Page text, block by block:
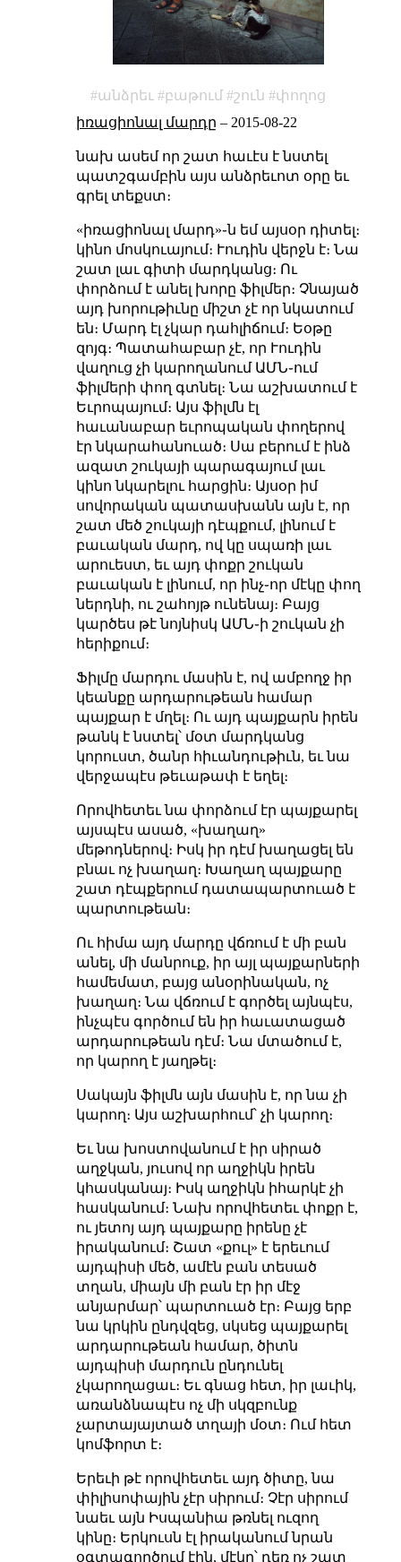
անձրեւ բաթում շուն
փողոց
իռացիոնալ մարդը – 2015-08-22
նախ ասեմ որ շատ հաւէս է նստել
պատշգամբին այս անձրեւոտ օրը եւ
գրել տեքստ։
«իռացիոնալ մարդ»֊ն եմ այսօր դիտել։
կինո մոսկուայում։ Ւուդին վերջն է։ Նա
շատ լաւ գիտի մարդկանց։ Ու
փորձում է անել խորը ֆիլմեր։ Չնայած
այդ խորութիւնը միշտ չէ որ նկատում
են։ Մարդ էլ չկար դահլիճում։ Եօթը
զոյգ։ Պատահաբար չէ, որ Ւուդին
վաղուց չի կարողանում ԱՄՆ֊ում
ֆիլմերի փող գտնել։ Նա աշխատում է
Եւրոպայում։ Այս ֆիլմն էլ
հաւանաբար եւրոպական փողերով
էր նկարահանուած։ Սա բերում է ինձ
ազատ շուկայի պարագայում լաւ
կինո նկարելու հարցին։ Այսօր իմ
սովորական պատասխանն այն է, որ
շատ մեծ շուկայի դէպքում, լինում է
բաւական մարդ, ով կը սպառի լաւ
արուեստ, եւ այդ փոքր շուկան
բաւական է լինում, որ ինչ֊որ մէկը փող
ներդնի, ու շահոյթ ունենայ։ Բայց
կարծես թէ նոյնիսկ ԱՄՆ֊ի շուկան չի
հերիքում։
Ֆիլմը մարդու մասին է, ով ամբողջ իր
կեանքը արդարութեան համար
պայքար է մղել։ Ու այդ պայքարն իրեն
թանկ է նստել՝ մօտ մարդկանց
կորուստ, ծանր հիւանդութիւն, եւ նա
վերջապէս թեւաթափ է եղել։
Որովհետեւ նա փորձում էր պայքարել
այսպէս ասած, «խաղաղ»
մեթոդներով։ Իսկ իր դէմ խաղացել են
բնաւ ոչ խաղաղ։ Խաղաղ պայքարը
շատ դէպքերում դատապարտուած է
պարտութեան։
Ու հիմա այդ մարդը վճռում է մի բան
անել, մի մանրուք, իր այլ պայքարների
համեմատ, բայց անօրինական, ոչ
խաղաղ։ Նա վճռում է գործել այնպէս,
ինչպէս գործում են իր հաւատացած
արդարութեան դէմ։ Նա մտածում է,
որ կարող է յաղթել։
Սակայն ֆիլմն այն մասին է, որ նա չի
կարող։ Այս աշխարհում՝ չի կարող։
Եւ նա խոստովանում է իր սիրած
աղջկան, յուսով որ աղջիկն իրեն
կհասկանայ։ Իսկ աղջիկն իհարկէ չի
հասկանում։ Նախ որովհետեւ փոքր է,
ու յետոյ այդ պայքարը իրենը չէ
իրականում։ Շատ «քուլ» է երեւում
այդպիսի մեծ, ամէն բան տեսած
տղան, միայն մի բան էր իր մէջ
անյարմար՝ պարտուած էր։ Բայց երբ
նա կրկին ընդվզեց, սկսեց պայքարել
արդարութեան համար, ծիտն
այդպիսի մարդուն ընդունել
չկարողացաւ։ Եւ գնաց հետ, իր լաւիկ,
առանձնապէս ոչ մի սկզբունք
չարտայայտած տղայի մօտ։ Ում հետ
կոմֆորտ է։
Երեւի թէ որովհետեւ այդ ծիտը, նա
փիլիսոփային չէր սիրում։ Չէր սիրում
նաեւ այն Իսպանիա թռնել ուզող
կինը։ Երկուսն էլ իրականում նրան
օգտագործում էին, մէկը՝ դեռ ոչ շատ